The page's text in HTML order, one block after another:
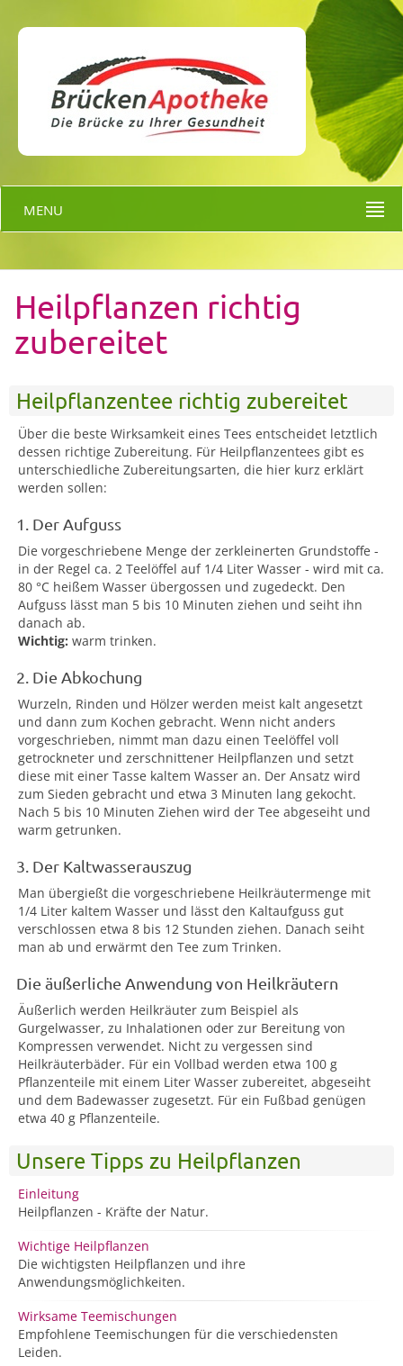
MENU
Heilpflanzen richtig
zubereitet
Heilpflanzentee richtig zubereitet
Über die beste Wirksamkeit eines Tees entscheidet letztlich
dessen richtige Zubereitung. Für Heilpflanzentees gibt es
unterschiedliche Zubereitungsarten, die hier kurz erklärt
werden sollen:
1. Der Aufguss
Die vorgeschriebene Menge der zerkleinerten Grundstoffe -
in der Regel ca. 2 Teelöffel auf 1/4 Liter Wasser - wird mit ca.
80 °C heißem Wasser übergossen und zugedeckt. Den
Aufguss lässt man 5 bis 10 Minuten ziehen und seiht ihn
danach ab.
Wichtig: warm trinken.
2. Die Abkochung
Wurzeln, Rinden und Hölzer werden meist kalt angesetzt
und dann zum Kochen gebracht. Wenn nicht anders
vorgeschrieben, nimmt man dazu einen Teelöffel voll
getrockneter und zerschnittener Heilpflanzen und setzt
diese mit einer Tasse kaltem Wasser an. Der Ansatz wird
zum Sieden gebracht und etwa 3 Minuten lang gekocht.
Nach 5 bis 10 Minuten Ziehen wird der Tee abgeseiht und
warm getrunken.
3. Der Kaltwasserauszug
Man übergießt die vorgeschriebene Heilkräutermenge mit
1/4 Liter kaltem Wasser und lässt den Kaltaufguss gut
verschlossen etwa 8 bis 12 Stunden ziehen. Danach seiht
man ab und erwärmt den Tee zum Trinken.
Die äußerliche Anwendung von Heilkräutern
Äußerlich werden Heilkräuter zum Beispiel als
Gurgelwasser, zu Inhalationen oder zur Bereitung von
Kompressen verwendet. Nicht zu vergessen sind
Heilkräuterbäder. Für ein Vollbad werden etwa 100 g
Pflanzenteile mit einem Liter Wasser zubereitet, abgeseiht
und dem Badewasser zugesetzt. Für ein Fußbad genügen
etwa 40 g Pflanzenteile.
Unsere Tipps zu Heilpflanzen
Einleitung
Heilpflanzen - Kräfte der Natur.
Wichtige Heilpflanzen
Die wichtigsten Heilpflanzen und ihre
Anwendungsmöglichkeiten.
Wirksame Teemischungen
Empfohlene Teemischungen für die verschiedensten
Leiden.